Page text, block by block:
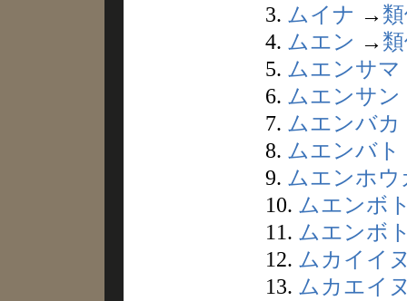
3. ムイナ →
4. ムエン →
5. ムエンサマ
6. ムエンサン
7. ムエンバカ
8. ムエンバト
9. ムエンホウ
10. ムエンボ
11. ムエンボ
12. ムカイイ
13. ムカエイ